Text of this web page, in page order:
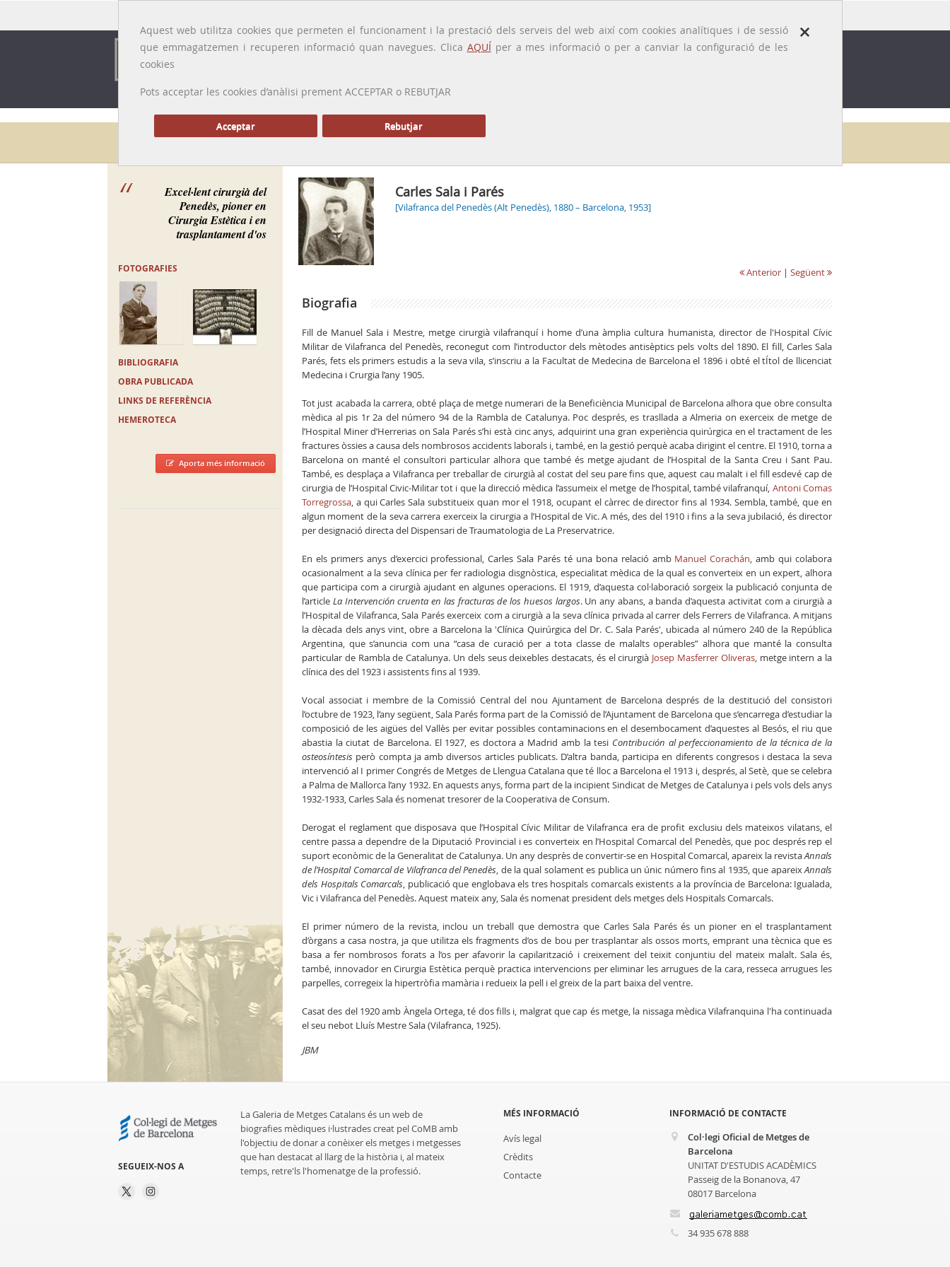
×
Aquest web utilitza cookies que permeten el funcionament i la prestació dels serveis del web així com cookies analítiques i de sessió
que emmagatzemen i recuperen informació quan navegues. Clica AQUÍper a mes informació o per a canviar la configuració de les
cookies
Pots acceptar les cookies d’anàlisi prement ACCEPTAR o REBUTJAR
Acceptar Rebutjar
PRESENTACIÓ GALERIA
Galeria de metges
Excel·lent cirurgià del
Penedès, pioner en
Cirurgia Estètica i en
trasplantament d'os
FOTOGRAFIES
BIBLIOGRAFIA
OBRA PUBLICADA
LINKS DE REFERÈNCIA
HEMEROTECA
Aporta més informació
Carles Sala i Parés
[Vilafranca del Penedès (Alt Penedès), 1880 – Barcelona, 1953]
Anterior | Següent
Biografia
Fill de Manuel Sala i Mestre, metge cirurgià vilafranquí i home d’una àmplia cultura humanista, director de l'Hospital Cívic
Militar de Vilafranca del Penedès, reconegut com l’introductor dels mètodes antisèptics pels volts del 1890. El fill, Carles Sala
Parés, fets els primers estudis a la seva vila, s’inscriu a la Facultat de Medecina de Barcelona el 1896 i obté el tÍtol de llicenciat
Medecina i Crurgia l’any 1905.
Tot just acabada la carrera, obté plaça de metge numerari de la Beneficiència Municipal de Barcelona alhora que obre consulta
mèdica al pis 1r 2a del número 94 de la Rambla de Catalunya. Poc després, es trasllada a Almeria on exerceix de metge de
l’Hospital Miner d’Herrerias on Sala Parés s’hi està cinc anys, adquirint una gran experiència quirúrgica en el tractament de les
fractures òssies a causa dels nombrosos accidents laborals i, també, en la gestió perquè acaba dirigint el centre. El 1910, torna a
Barcelona on manté el consultori particular alhora que també és metge ajudant de l’Hospital de la Santa Creu i Sant Pau.
També, es desplaça a Vilafranca per treballar de cirurgià al costat del seu pare fins que, aquest cau malalt i el fill esdevé cap de
cirurgia de l’Hospital Civic-Militar tot i que la direcció mèdica l’assumeix el metge de l’hospital, també vilafranquí, Antoni Comas
Torregrossa, a qui Carles Sala substitueix quan mor el 1918, ocupant el càrrec de director fins al 1934. Sembla, també, que en
algun moment de la seva carrera exerceix la cirurgia a l’Hospital de Vic. A més, des del 1910 i fins a la seva jubilació, és director
per designació directa del Dispensari de Traumatologia de La Preservatrice.
En els primers anys d’exercici professional, Carles Sala Parés té una bona relació amb Manuel Corachán, amb qui colabora
ocasionalment a la seva clínica per fer radiologia disgnòstica, especialitat mèdica de la qual es converteix en un expert, alhora
que participa com a cirurgià ajudant en algunes operacions. El 1919, d’aquesta col·laboració sorgeix la publicació conjunta de
l’article La Intervención cruenta en las fracturas de los huesos largos. Un any abans, a banda d’aquesta activitat com a cirurgià a
l’Hospital de Vilafranca, Sala Parés exerceix com a cirurgià a la seva clínica privada al carrer dels Ferrers de Vilafranca. A mitjans
la dècada dels anys vint, obre a Barcelona la 'Clínica Quirúrgica del Dr. C. Sala Parés', ubicada al número 240 de la República
Argentina, que s’anuncia com una “casa de curació per a tota classe de malalts operables” alhora que manté la consulta
particular de Rambla de Catalunya. Un dels seus deixebles destacats, és el cirurgià Josep Masferrer Oliveras, metge intern a la
clínica des del 1923 i assistents fins al 1939.
Vocal associat i membre de la Comissió Central del nou Ajuntament de Barcelona després de la destitució del consistori
l’octubre de 1923, l’any següent, Sala Parés forma part de la Comissió de l’Ajuntament de Barcelona que s’encarrega d’estudiar la
composició de les aigües del Vallès per evitar possibles contaminacions en el desembocament d’aquestes al Besós, el riu que
abastia la ciutat de Barcelona. El 1927, es doctora a Madrid amb la tesi Contribución al perfeccionamiento de la técnica de la
osteosíntesis però compta ja amb diversos articles publicats. D’altra banda, participa en diferents congresos i destaca la seva
intervenció al I primer Congrés de Metges de Llengua Catalana que té lloc a Barcelona el 1913 i, després, al Setè, que se celebra
a Palma de Mallorca l’any 1932. En aquests anys, forma part de la incipient Sindicat de Metges de Catalunya i pels vols dels anys
1932-1933, Carles Sala és nomenat tresorer de la Cooperativa de Consum.
Derogat el reglament que disposava que l’Hospital Cívic Militar de Vilafranca era de profit exclusiu dels mateixos vilatans, el
centre passa a dependre de la Diputació Provincial i es converteix en l’Hospital Comarcal del Penedès, que poc després rep el
suport econòmic de la Generalitat de Catalunya. Un any desprès de convertir-se en Hospital Comarcal, apareix la revistaAnnals
de l’Hospital Comarcal de Vilafranca del Penedès, de la qual solament es publica un únic número fins al 1935, que apareixAnnals
dels Hospitals Comarcals, publicació que englobava els tres hospitals comarcals existents a la província de Barcelona: Igualada,
Vic i Vilafranca del Penedès. Aquest mateix any, Sala és nomenat president dels metges dels Hospitals Comarcals.
El primer número de la revista, inclou un treball que demostra que Carles Sala Parés és un pioner en el trasplantament
d’òrgans a casa nostra, ja que utilitza els fragments d’os de bou per trasplantar als ossos morts, emprant una tècnica que es
basa a fer nombrosos forats a l’os per afavorir la capilarització i creixement del teixit conjuntiu del mateix malalt. Sala és,
també, innovador en Cirurgia Estètica perquè practica intervencions per eliminar les arrugues de la cara, resseca arrugues les
parpelles, corregeix la hipertròfia mamària i redueix la pell i el greix de la part baixa del ventre.
Casat des del 1920 amb Àngela Ortega, té dos fills i, malgrat que cap és metge, la nissaga mèdica Vilafranquina l'ha continuada
el seu nebot Lluís Mestre Sala (Vilafranca, 1925).
JBM
SEGUEIX-NOS A
La Galeria de Metges Catalans és un web de
biografies mèdiques i·lustrades creat pel CoMB amb
l'objectiu de donar a conèixer els metges i metgesses
que han destacat al llarg de la història i, al mateix
temps, retre'ls l'homenatge de la professió.
MÉS INFORMACIÓ
Avís legal
Crèdits
Contacte
INFORMACIÓ DE CONTACTE
Col·legi Oficial de Metges de
Barcelona
UNITAT D'ESTUDIS ACADÈMICS
Passeig de la Bonanova, 47
08017 Barcelona
34 935 678 888